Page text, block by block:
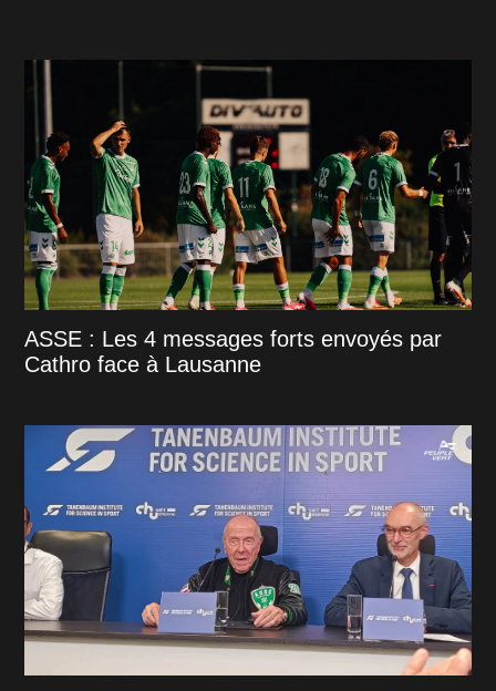
ASSE : Les 4 messages forts envoyés par
Cathro face à Lausanne